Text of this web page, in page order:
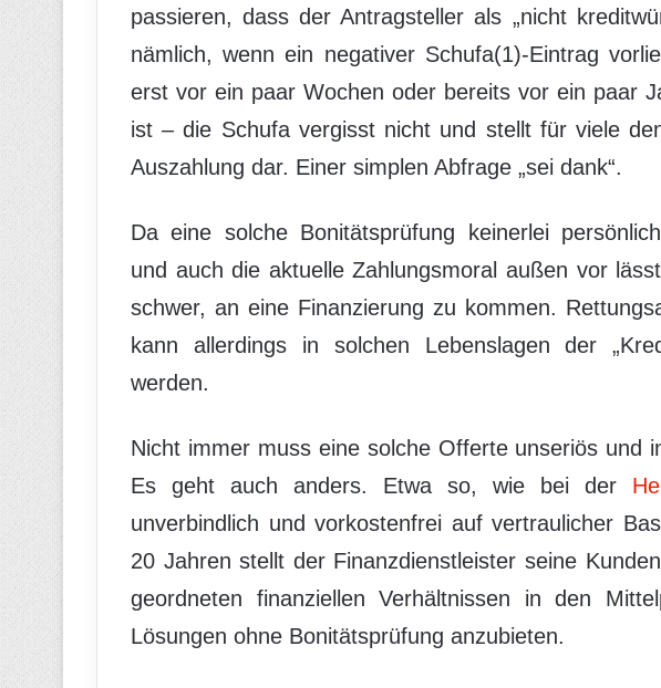
passieren, dass der Antragsteller als „nicht
nämlich, wenn ein negativer Schufa(1)-Eintrag
erst vor ein paar Wochen oder bereits vor ein paar
ist – die Schufa vergisst nicht und stellt für viele
Auszahlung dar. Einer simplen Abfrage „sei dank“.
Da eine solche Bonitätsprüfung keinerlei
und auch die aktuelle Zahlungsmoral außen vor
schwer, an eine Finanzierung zu kommen.
kann allerdings in solchen Lebenslagen der
werden.
Nicht immer muss eine solche Offerte unseriös und
Es geht auch anders. Etwa so, wie bei der
unverbindlich und vorkostenfrei auf vertraulicher
20 Jahren stellt der Finanzdienstleister seine
geordneten finanziellen Verhältnissen in den
Lösungen ohne Bonitätsprüfung anzubieten.